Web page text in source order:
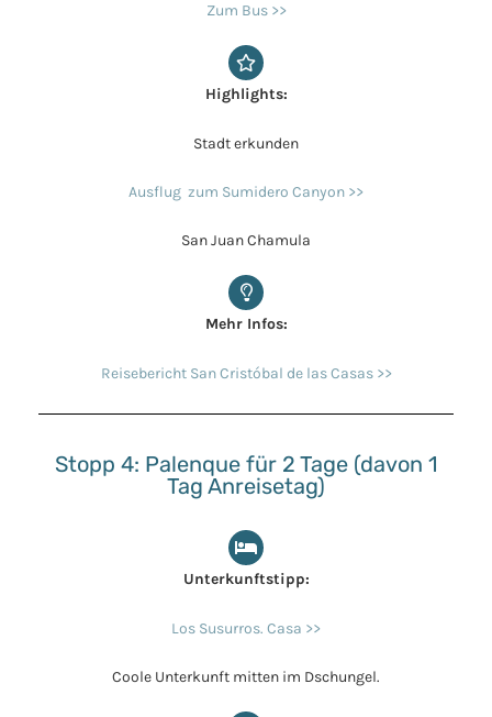
Zum Bus >>
Highlights:
Stadt erkunden
Ausflug zum Sumidero Canyon >>
San Juan Chamula
Mehr Infos:
Reisebericht San Cristóbal de las Casas >>
Stopp 4: Palenque für 2 Tage (davon 1
Tag Anreisetag)
Unterkunftstipp:
Los Susurros. Casa >>
Coole Unterkunft mitten im Dschungel.